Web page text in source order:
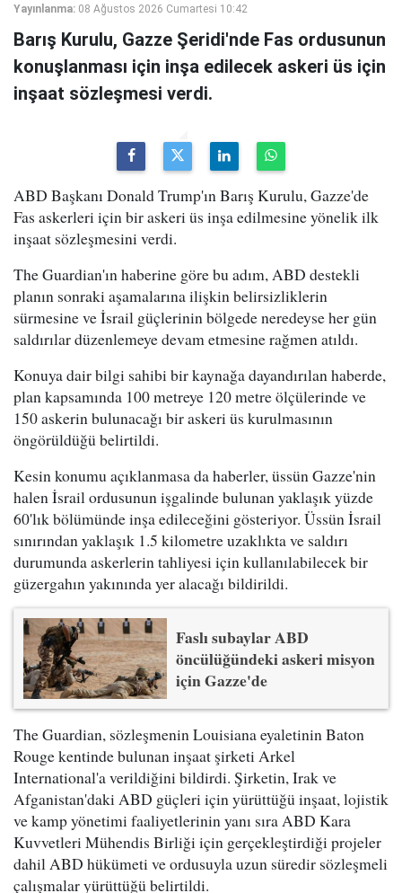
Yayınlanma: 08 Ağustos 2026 Cumartesi 10:42
Barış Kurulu, Gazze Şeridi'nde Fas ordusunun
konuşlanması için inşa edilecek askeri üs için
inşaat sözleşmesi verdi.
ABD Başkanı Donald Trump'ın Barış Kurulu, Gazze'de
Fas askerleri için bir askeri üs inşa edilmesine yönelik ilk
inşaat sözleşmesini verdi.
The Guardian'ın haberine göre bu adım, ABD destekli
planın sonraki aşamalarına ilişkin belirsizliklerin
sürmesine ve İsrail güçlerinin bölgede neredeyse her gün
saldırılar düzenlemeye devam etmesine rağmen atıldı.
Konuya dair bilgi sahibi bir kaynağa dayandırılan haberde,
plan kapsamında 100 metreye 120 metre ölçülerinde ve
150 askerin bulunacağı bir askeri üs kurulmasının
öngörüldüğü belirtildi.
Kesin konumu açıklanmasa da haberler, üssün Gazze'nin
halen İsrail ordusunun işgalinde bulunan yaklaşık yüzde
60'lık bölümünde inşa edileceğini gösteriyor. Üssün İsrail
sınırından yaklaşık 1.5 kilometre uzaklıkta ve saldırı
durumunda askerlerin tahliyesi için kullanılabilecek bir
güzergahın yakınında yer alacağı bildirildi.
Faslı subaylar ABD
öncülüğündeki askeri misyon
için Gazze'de
The Guardian, sözleşmenin Louisiana eyaletinin Baton
Rouge kentinde bulunan inşaat şirketi Arkel
International'a verildiğini bildirdi. Şirketin, Irak ve
Afganistan'daki ABD güçleri için yürüttüğü inşaat, lojistik
ve kamp yönetimi faaliyetlerinin yanı sıra ABD Kara
Kuvvetleri Mühendis Birliği için gerçekleştirdiği projeler
dahil ABD hükümeti ve ordusuyla uzun süredir sözleşmeli
çalışmalar yürüttüğü belirtildi.